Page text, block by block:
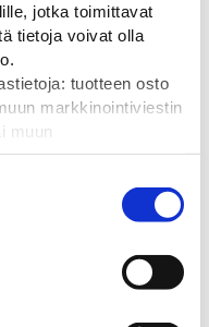
jotka toimittavat
tietoja voivat olla
tuotteen osto
markkinointiviestin
muun
käyttäjätilin
käyttämiseen
Star-Flash LED
Led on ladattava
varoitusvilkku.
€